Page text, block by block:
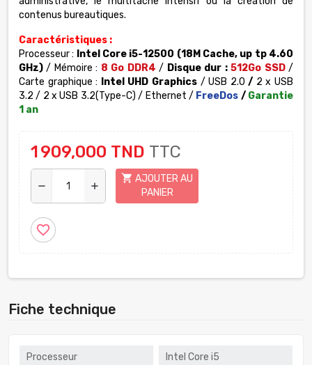
contenus bureautiques.
Caractéristiques :
Processeur : Intel Core i5-12500 (18M Cache, up tp 4.60
GHz) / Mémoire : 8 Go DDR4 / Disque dur :512Go SSD/
Carte graphique :
Intel UHD Graphics/ USB 2.0 / 2 x USB
3.2 / 2 x USB 3.2(Type-C) / Ethernet / FreeDos /Garantie
1 an
1 909,000 TND TTC
remove add
shopping_cart AJOUTER AU
PANIER
favorite_border
Fiche technique
Processeur Intel Core i5